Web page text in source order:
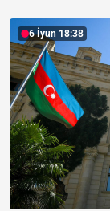
6 İyun 18:38